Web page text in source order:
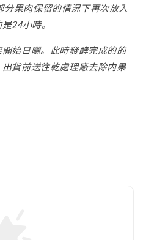
果肉保留的情況下再次放入
24小時。
始日曬。此時發酵完成的的
貨前送往乾處理廠去除内果